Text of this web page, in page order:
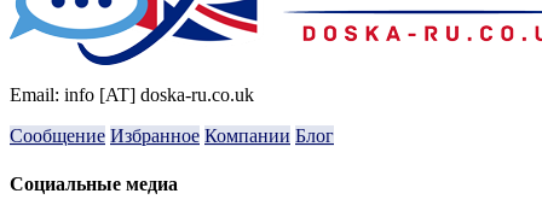
Email: info [AT] doska-ru.co.uk
Сообщение Избранное Компании Блог
Социальные медиа